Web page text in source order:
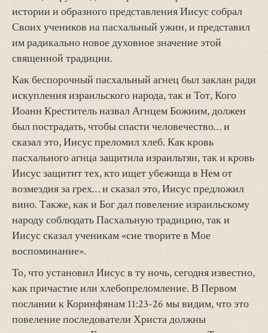
истории и образного представления Иисус собрал
Своих учеников на пасхальный ужин, и представил
им радикально новое духовное значение этой
священной традиции.
Как беспорочный пасхальный агнец был заклан ради
искупления израильского народа, так и Тот, Кого
Иоанн Креститель назвал Агнцем Божиим, должен
был пострадать, чтобы спасти человечество… и
сказал это, Иисус преломил хлеб. Как кровь
пасхального агнца защитила израильтян, так и кровь
Иисус защитит тех, кто ищет убежища в Нем от
возмездия за грех… и сказал это, Иисус предложил
вино. Также, как и Бог дал повеление израильскому
народу соблюдать Пасхальную традицию, так и
Иисус сказал ученикам «сие творите в Мое
воспоминание».
То, что установил Иисус в ту ночь, сегодня известно,
как причастие или хлебопреломление. В Первом
послании к Коринфянам 11:23-26 мы видим, что это
повеление последователи Христа должны